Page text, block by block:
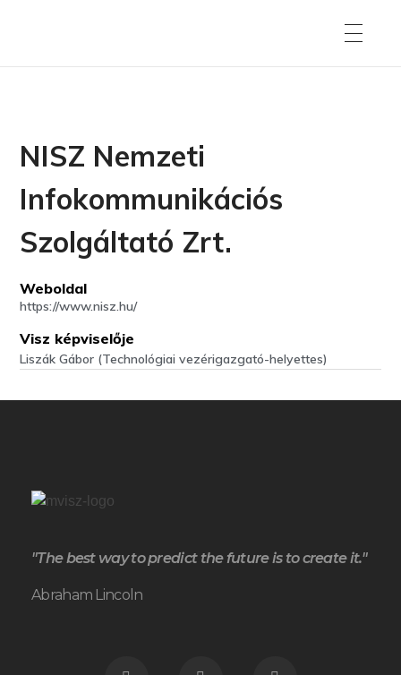
NISZ Nemzeti
Infokommunikációs
Szolgáltató Zrt.
Weboldal
https://www.nisz.hu/
Visz képviselője
Liszák Gábor (Technológiai vezérigazgató-helyettes)
"The best way to predict the future is to create it."
Abraham Lincoln